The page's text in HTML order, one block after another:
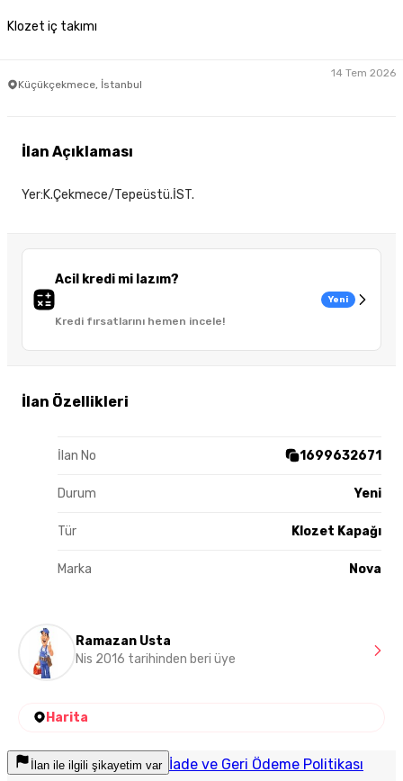
Klozet iç takımı
Küçükçekmece, İstanbul
14 Tem 2026
Acil kredi mi lazım?
Kredi fırsatlarını hemen incele!
Yeni
İlan Özellikleri
İlan No 1699632671
Durum Yeni
Tür Klozet Kapağı
Marka Nova
İlan Açıklaması
Yer:K.Çekmece/Tepeüstü.İST.
Ramazan Usta
Nis 2016 tarihinden beri üye
Harita
İlan ile ilgili şikayetim var İade ve Geri Ödeme Politikası